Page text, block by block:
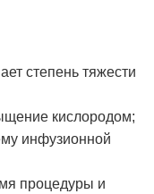
степень тяжести
кислородом;
инфузионной
процедуры и